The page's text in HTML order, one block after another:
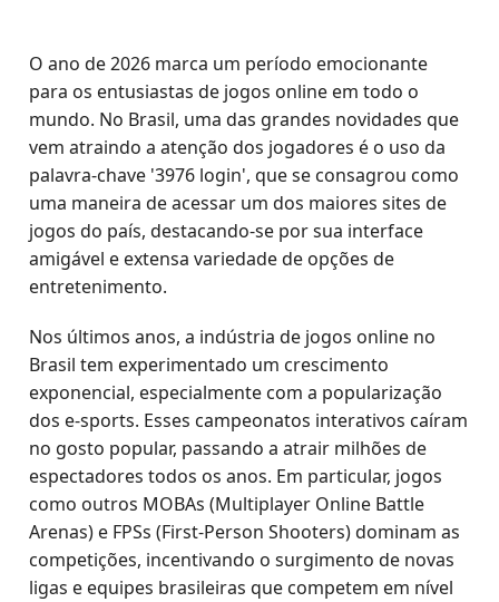
O ano de 2026 marca um período emocionante
para os entusiastas de jogos online em todo o
mundo. No Brasil, uma das grandes novidades que
vem atraindo a atenção dos jogadores é o uso da
palavra-chave '3976 login', que se consagrou como
uma maneira de acessar um dos maiores sites de
jogos do país, destacando-se por sua interface
amigável e extensa variedade de opções de
entretenimento.
Nos últimos anos, a indústria de jogos online no
Brasil tem experimentado um crescimento
exponencial, especialmente com a popularização
dos e-sports. Esses campeonatos interativos caíram
no gosto popular, passando a atrair milhões de
espectadores todos os anos. Em particular, jogos
como outros MOBAs (Multiplayer Online Battle
Arenas) e FPSs (First-Person Shooters) dominam as
competições, incentivando o surgimento de novas
ligas e equipes brasileiras que competem em nível